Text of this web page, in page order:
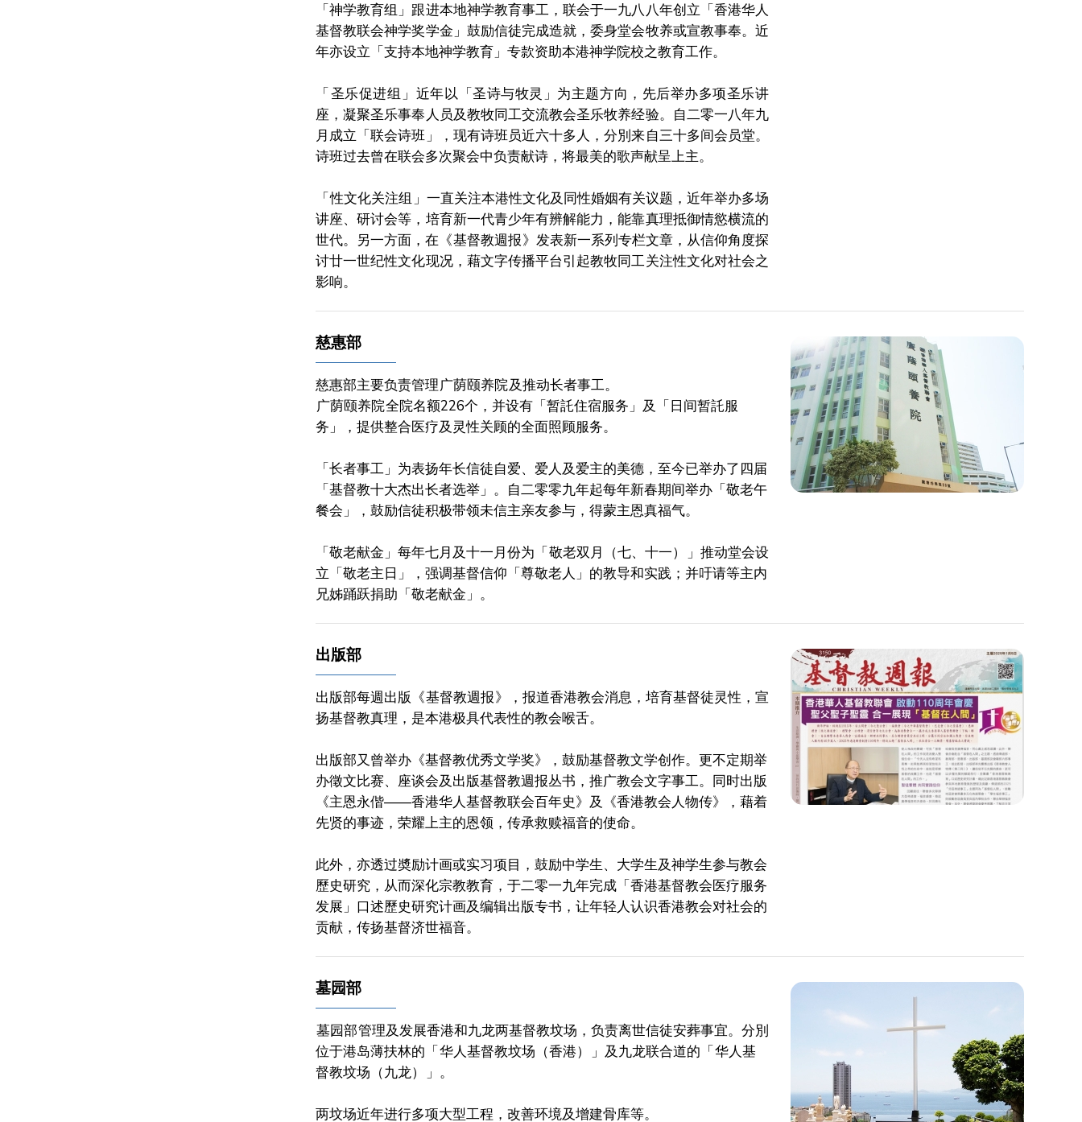
「神学教育组 」跟进本地神学教育事工，联会于一九八八年创立「香港华人
基督教联会神学奖学金」鼓励信徒完成造就，委身堂会牧养或宣教事奉。近
年亦设立「支持本地神学教育」专款资助本港神学院校之教育工作。
「圣乐促进组 」近年以「圣诗与牧灵」为主题方向，先后举办多项圣乐讲
座，凝聚圣乐事奉人员及教牧同工交流教会圣乐牧养经验。 自二零一八年九
月成立「联会诗班」，现有诗班员近六十多人，分別来自三十多间会员堂。
诗班过去曾在联会多次聚会中负责献诗，将最美的歌声献呈上主。
「性文化关注组 」一直关注本港性文化及同性婚姻有关议题， 近年举办多场
讲座、研讨会等，培育新一代青少年有辨解能力，能靠真理抵御情慾横流的
世代。 另一方面，在《基督教週报》 发表新一系列专栏文章， 从信仰角度探
讨廿一世纪性文化现况，藉文字传播平台引起教牧同工关注性文化对社会之
影响。
慈惠部
慈惠部主要负责管理广荫颐养院及推动长者事工。
广荫颐养院全院名额226个，并设有「暂託住宿服务」及「日间暂託服
务」，提供整合医疗及灵性关顾的全面照顾服务。
「长者事工」为表扬年长信徒自爱、爱人及爱主的美德，至今已举办了四届
「基督教十大杰出长者选举」。自二零零九年起每年新春期间举办「敬老午
餐会」， 鼓励信徒积极带领未信主亲友参与，得蒙主恩真福气。
「敬老献金」每年七月及十一月份为「敬老双月（七、十一）
」推动堂会设
立「敬老主日」，强调基督信仰「尊敬老人」的教导和实践；并吁请等主内
兄姊踊跃捐助「敬老献金」。
出版部
出版部每週出版《基督教週报》，报道香港教会消息，培育基督徒灵性，宣
扬基督教真理，是本港极具代表性的教会喉舌。
出版部又曾举办《基督教优秀文学奖》，鼓励基督教文学创作。更不定期举
办徵文比赛、座谈会及出版基督教週报丛书，推广教会文字事工。同时出版
《主恩永偕——香港华人基督教联会百年史》及《香港教会人物传》，藉着
先贤的事迹，荣耀上主的恩领，传承救赎福音的使命。
此外，亦透过奬励计画或实习项目，鼓励中学生、大学生及神学生参与教会
歷史研究，从而深化宗教教育，于二零一九年完成「香港基督教会医疗服务
发展」口述歷史研究计画及编辑出版专书，让年轻人认识香港教会对社会的
贡献，传扬基督济世福音。
墓园部
墓园部管理及发展香港和九龙两基督教坟场，负责离世信徒安葬事宜。分別
位于港岛薄扶林的「华人基督教坟场（香港） 」及九龙联合道的「华人基
督教坟场（九龙）
」 。
两坟场近年进行多项大型工程，改善环境及增建骨库等。